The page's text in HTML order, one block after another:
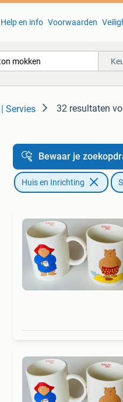
Help en info Voorwaarden
Servies 32 resultaten
Bewaar je
Huis en Inrichting